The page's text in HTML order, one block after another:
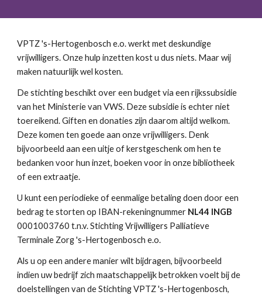
VPTZ 's-Hertogenbosch e.o. werkt met deskundige
vrijwilligers. Onze hulp inzetten kost u dus niets. Maar wij
maken natuurlijk wel kosten.
De stichting beschikt over een budget via een rijkssubsidie
van het Ministerie van VWS. Deze subsidie is echter niet
toereikend. Giften en donaties zijn daarom altijd welkom.
Deze komen ten goede aan onze vrijwilligers. Denk
bijvoorbeeld aan een uitje of kerstgeschenk om hen te
bedanken voor hun inzet, boeken voor in onze bibliotheek
of een extraatje.
U kunt een periodieke of eenmalige betaling doen door een
bedrag te storten op IBAN-rekeningnummer NL44 INGB
0001003760 t.n.v. Stichting Vrijwilligers Palliatieve
Terminale Zorg 's-Hertogenbosch e.o.
Als u op een andere manier wilt bijdragen, bijvoorbeeld
indien uw bedrijf zich maatschappelijk betrokken voelt bij de
doelstellingen van de Stichting VPTZ 's-Hertogenbosch,